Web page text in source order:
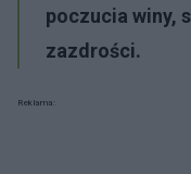
poczucia winy,
zazdrości.
Reklama: